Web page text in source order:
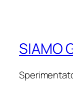
SIAMO